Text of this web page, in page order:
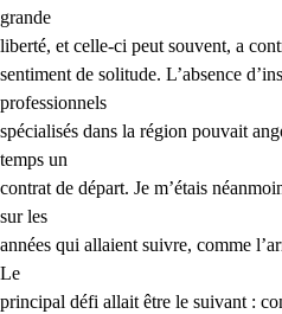
grande
liberté, et celle-ci peut souvent, a
sentiment de solitude. L’absence
professionnels
spécialisés dans la région pouvait
temps un
contrat de départ. Je m’étais
sur les
années qui allaient suivre, comme
Le
principal défi allait être le suivant :